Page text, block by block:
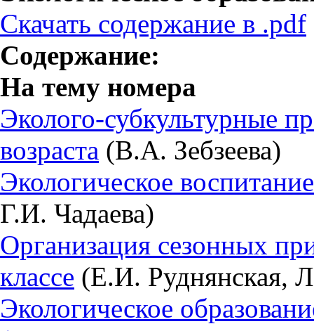
Скачать содержание в .pdf
Содержание:
На тему номера
Эколого-субкультурные
возраста (В.А. Зебзеева)
Экологическое
Г.И. Чадаева)
Организация сезонных
классе (Е.И. Руднянская,
Экологическое